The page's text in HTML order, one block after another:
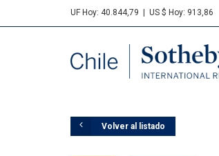
UF Hoy: 40.844,79 US $ Hoy: 913,86
Sotheby's
Volver al listado